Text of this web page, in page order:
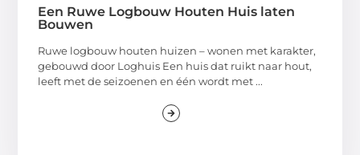
Een Ruwe Logbouw Houten Huis laten
Bouwen
Ruwe logbouw houten huizen – wonen met karakter,
gebouwd door Loghuis Een huis dat ruikt naar hout,
leeft met de seizoenen en één wordt met ...